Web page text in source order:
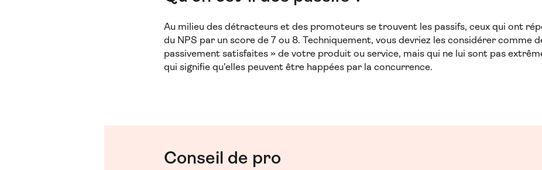
Au milieu des détracteurs et des promoteurs se trouvent les passifs, ceux qui ont
du NPS par un score de 7 ou 8. Techniquement, vous devriez les considérer comme
passivement satisfaites » de votre produit ou service, mais qui ne lui sont pas
qui signifie qu'elles peuvent être happées par la concurrence.
Conseil de pro